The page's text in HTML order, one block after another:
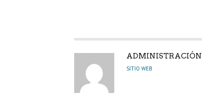
A
U
ADMINISTRACIÓN
SITIO WEB